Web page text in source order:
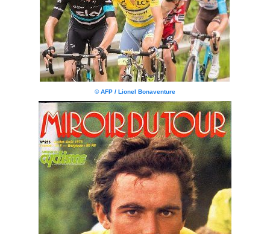
© AFP / Lionel Bonaventure